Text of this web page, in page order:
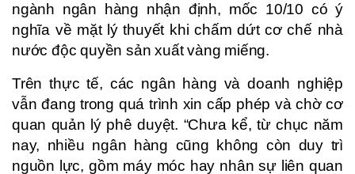
ngành ngân hàng nhận định, mốc 10/10 có ý
nghĩa về mặt lý thuyết khi chấm dứt cơ chế nhà
nước độc quyền sản xuất vàng miếng.
Trên thực tế, các ngân hàng và doanh nghiệp
vẫn đang trong quá trình xin cấp phép và chờ cơ
quan quản lý phê duyệt. “Chưa kể, từ chục năm
nay, nhiều ngân hàng cũng không còn duy trì
nguồn lực, gồm máy móc hay nhân sự liên quan